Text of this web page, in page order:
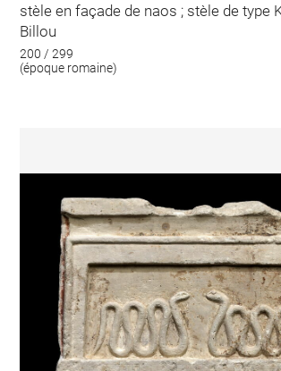
stèle en façade de naos ; stèle de type
Billou
200 / 299
(époque romaine)